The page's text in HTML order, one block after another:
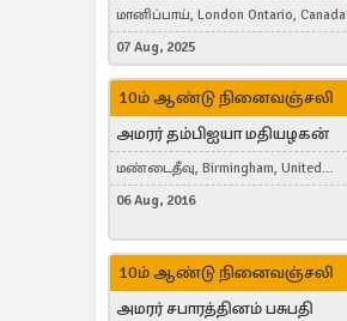
மானிப்பாய், London Ontario, Canada
07 Aug, 2025
10ம் ஆண்டு நினைவஞ்சலி
அமரர் தம்பிஐயா மதியழகன்
மண்டைதீவு, Birmingham, United
Kingdom
06 Aug, 2016
10ம் ஆண்டு நினைவஞ்சலி
அமரர் சபாரத்தினம் பசுபதி